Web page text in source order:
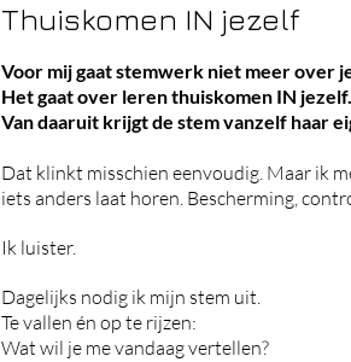
Thuiskomen IN jezelf
Voor mij gaat stemwerk niet meer over
Het gaat over leren thuiskomen IN jezelf.
Van daaruit krijgt de stem vanzelf haar
Dat klinkt misschien eenvoudig. Maar ik
iets anders laat horen. Bescherming,
Ik luister.
Dagelijks nodig ik mijn stem uit.
Te vallen én op te rijzen:
Wat wil je me vandaag vertellen?